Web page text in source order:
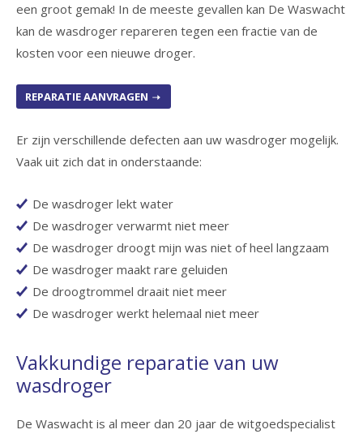
een groot gemak! In de meeste gevallen kan De Waswacht
kan de wasdroger repareren tegen een fractie van de
kosten voor een nieuwe droger.
REPARATIE AANVRAGEN
Er zijn verschillende defecten aan uw wasdroger mogelijk.
Vaak uit zich dat in onderstaande:
De wasdroger lekt water
De wasdroger verwarmt niet meer
De wasdroger droogt mijn was niet of heel langzaam
De wasdroger maakt rare geluiden
De droogtrommel draait niet meer
De wasdroger werkt helemaal niet meer
Vakkundige reparatie van uw
wasdroger
De Waswacht is al meer dan 20 jaar de witgoedspecialist